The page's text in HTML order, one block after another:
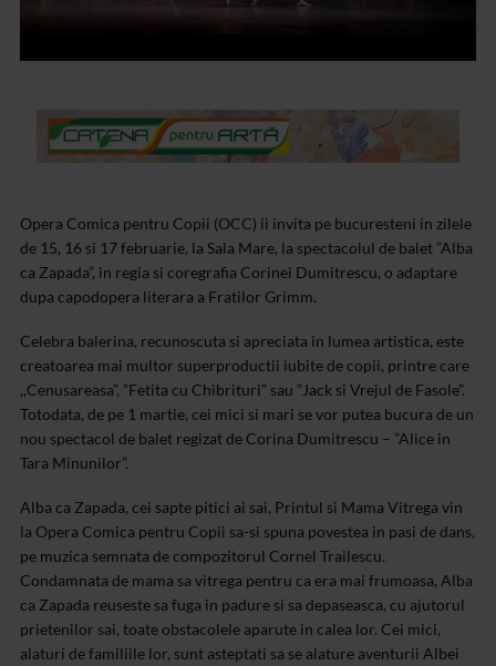
Opera Comica pentru Copii (OCC) ii invita pe bucuresteni in zilele
de 15, 16 si 17 februarie, la Sala Mare, la spectacolul de balet ”Alba
ca Zapada”, in regia si coregrafia Corinei Dumitrescu, o adaptare
dupa capodopera literara a Fratilor Grimm.
Celebra balerina, recunoscuta si apreciata in lumea artistica, este
creatoarea mai multor superproductii iubite de copii, printre care
,,Cenusareasa”, ”Fetita cu Chibrituri” sau ”Jack si Vrejul de Fasole”.
Totodata, de pe 1 martie, cei mici si mari se vor putea bucura de un
nou spectacol de balet regizat de Corina Dumitrescu – ”Alice in
Tara Minunilor”.
Alba ca Zapada, cei sapte pitici ai sai, Printul si Mama Vitrega vin
la Opera Comica pentru Copii sa-si spuna povestea in pasi de dans,
pe muzica semnata de compozitorul Cornel Trailescu.
Condamnata de mama sa vitrega pentru ca era mai frumoasa, Alba
ca Zapada reuseste sa fuga in padure si sa depaseasca, cu ajutorul
prietenilor sai, toate obstacolele aparute in calea lor. Cei mici,
alaturi de familiile lor, sunt asteptati sa se alature aventurii Albei